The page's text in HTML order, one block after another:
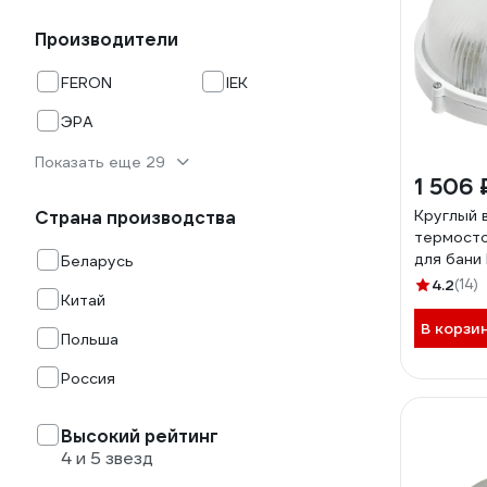
Производители
FERON
IEK
ЭРА
Показать еще 29
Страна производства
Беларусь
Китай
Польша
Россия
Высокий рейтинг
4 и 5 звезд
1 506
Круглый
для
32501
4.2(14)
В